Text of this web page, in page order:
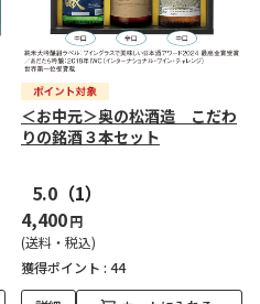
＜お中元＞奥の松酒造 こだわ
りの銘酒３本セット
5.0 （1）
4,400円
(送料・税込)
獲得ポイント : 44